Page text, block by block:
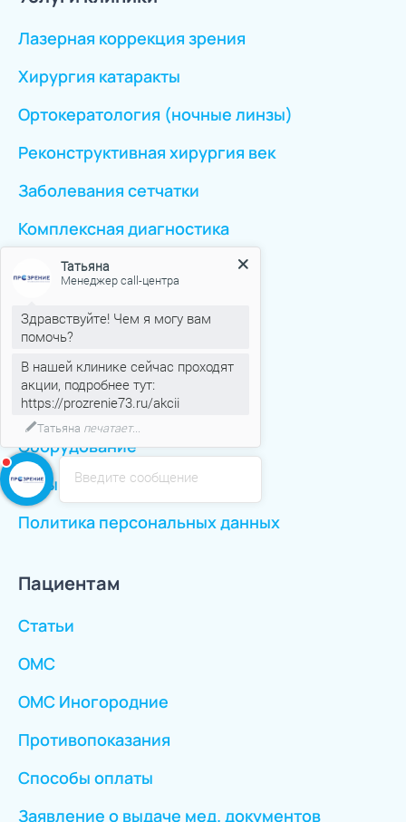
Лазерная коррекция зрения
Хирургия катаракты
Ортокератология (ночные линзы)
Реконструктивная хирургия век
Заболевания сетчатки
Комплексная диагностика
Перейти ко всем услугам
Клиника
Новости
Аттестация рабочих мест
Оборудование
Отзывы
Политика персональных данных
Пациентам
Статьи
ОМС
ОМС Иногородние
Противопоказания
Способы оплаты
Заявление о выдаче мед. документов
Введите сообщение
Татьяна
Менеджер call-центра
Здравствуйте! Чем я могу вам
В нашей клинике сейчас проходят
https://prozrenie73.ru/akcii
Если вас что-то заинтересовало
напишите мне!)